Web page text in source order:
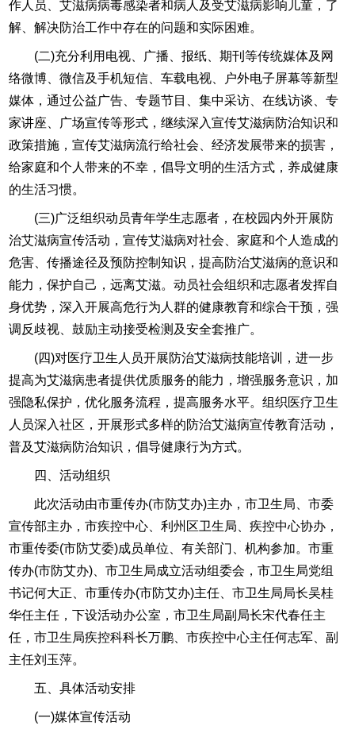
作人员、艾滋病病毒感染者和病人及受艾滋病影响儿童，了
解、解决防治工作中存在的问题和实际困难。
(二)充分利用电视、广播、报纸、期刊等传统媒体及网
络微博、微信及手机短信、车载电视、户外电子屏幕等新型
媒体，通过公益广告、专题节目、集中采访、在线访谈、专
家讲座、广场宣传等形式，继续深入宣传艾滋病防治知识和
政策措施，宣传艾滋病流行给社会、经济发展带来的损害，
给家庭和个人带来的不幸，倡导文明的生活方式，养成健康
的生活习惯。
(三)广泛组织动员青年学生志愿者，在校园内外开展防
治艾滋病宣传活动，宣传艾滋病对社会、家庭和个人造成的
危害、传播途径及预防控制知识，提高防治艾滋病的意识和
能力，保护自己，远离艾滋。动员社会组织和志愿者发挥自
身优势，深入开展高危行为人群的健康教育和综合干预，强
调反歧视、鼓励主动接受检测及安全套推广。
(四)对医疗卫生人员开展防治艾滋病技能培训，进一步
提高为艾滋病患者提供优质服务的能力，增强服务意识，加
强隐私保护，优化服务流程，提高服务水平。组织医疗卫生
人员深入社区，开展形式多样的防治艾滋病宣传教育活动，
普及艾滋病防治知识，倡导健康行为方式。
四、活动组织
此次活动由市重传办(市防艾办)主办，市卫生局、市委
宣传部主办，市疾控中心、利州区卫生局、疾控中心协办，
市重传委(市防艾委)成员单位、有关部门、机构参加。市重
传办(市防艾办)、市卫生局成立活动组委会，市卫生局党组
书记何大正、市重传办(市防艾办)主任、市卫生局局长吴桂
华任主任，下设活动办公室，市卫生局副局长宋代春任主
任，市卫生局疾控科科长万鹏、市疾控中心主任何志军、副
主任刘玉萍。
五、具体活动安排
(一)媒体宣传活动